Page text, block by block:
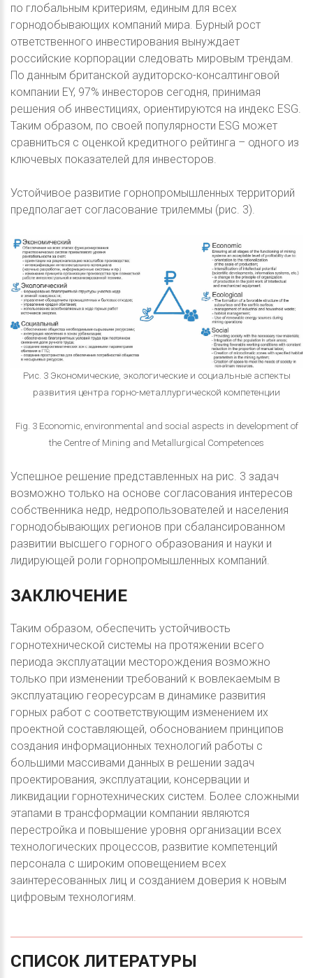
по глобальным критериям, единым для всех
горнодобывающих компаний мира. Бурный рост
ответственного инвестирования вынуждает
российские корпорации следовать мировым трендам.
По данным британской аудиторско-консалтинговой
компании EY, 97% инвесторов сегодня, принимая
решения об инвестициях, ориентируются на индекс ESG.
Таким образом, по своей популярности ESG может
сравниться с оценкой кредитного рейтинга – одного из
ключевых показателей для инвесторов.
Устойчивое развитие горнопромышленных территорий
предполагает согласование трилеммы (рис. 3).
Рис. 3 Экономические, экологические и социальные аспекты
развития центра горно-металлургической компетенции
Fig. 3 Economic, environmental and social aspects in development of
the Centre of Mining and Metallurgical Competences
Успешное решение представленных на рис. 3 задач
возможно только на основе согласования интересов
собственника недр, недропользователей и населения
горнодобывающих регионов при сбалансированном
развитии высшего горного образования и науки и
лидирующей роли горнопромышленных компаний.
ЗАКЛЮЧЕНИЕ
Таким образом, обеспечить устойчивость
горнотехнической системы на протяжении всего
периода эксплуатации месторождения возможно
только при изменении требований к вовлекаемым в
эксплуатацию георесурсам в динамике развития
горных работ с соответствующим изменением их
проектной составляющей, обоснованием принципов
создания информационных технологий работы с
большими массивами данных в решении задач
проектирования, эксплуатации, консервации и
ликвидации горнотехнических систем. Более сложными
этапами в трансформации компании являются
перестройка и повышение уровня организации всех
технологических процессов, развитие компетенций
персонала с широким оповещением всех
заинтересованных лиц и созданием доверия к новым
цифровым технологиям.
СПИСОК ЛИТЕРАТУРЫ